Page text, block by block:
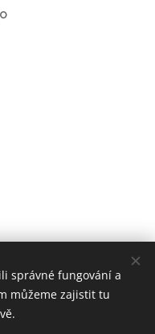
práva vyhrazena.
správné fungování a
můžeme zajistit tu